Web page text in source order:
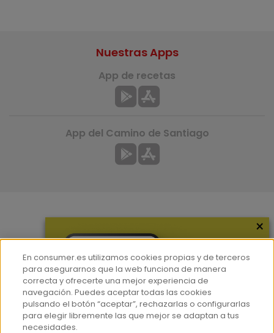
Hemeroteca
Contacto
Prensa
Corpus Lingüístico Consumer
Nuestras Apps
App de recetas
App del Camino de Santiago
×
En consumer.es utilizamos cookies propias y de terceros
para asegurarnos que la web funciona de manera
correcta y ofrecerte una mejor experiencia de
navegación. Puedes aceptar todas las cookies
pulsando el botón “aceptar”, rechazarlas o configurarlas
para elegir libremente las que mejor se adaptan a tus
necesidades.